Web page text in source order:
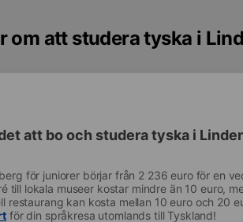
om att studera tyska i
att bo och studera tyska i
för juniorer börjar från 2 236 euro för en
till lokala museer kostar mindre än 10 euro,
restaurang kan kosta mellan 10 euro och 20
för din språkresa utomlands till Tyskland!